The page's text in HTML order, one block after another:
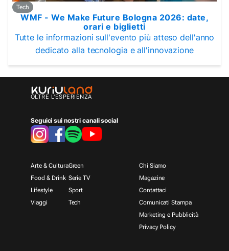
Tech
WMF - We Make Future Bologna 2026: date,
orari e biglietti
Tutte le informazioni sull'evento più atteso dell'anno
dedicato alla tecnologia e all'innovazione
OLTRE L'ESPERIENZA
Seguici sui nostri canali social
Arte & Cultura
Food & Drink
Lifestyle
Viaggi
Green
Serie TV
Sport
Tech
Chi Siamo
Magazine
Contattaci
Comunicati Stampa
Marketing e Pubblicità
Privacy Policy